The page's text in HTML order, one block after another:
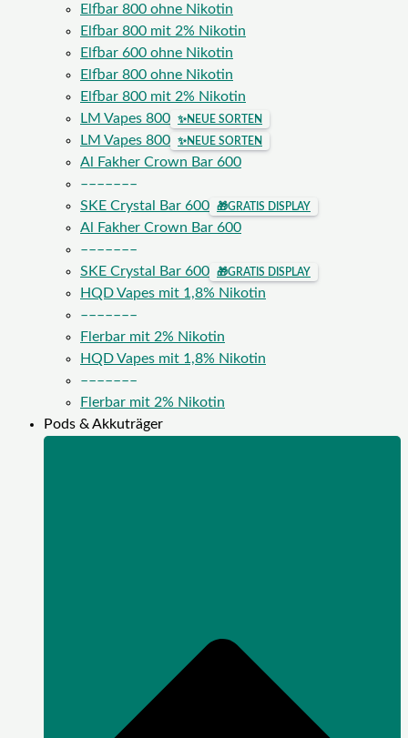
Elfbar 800 ohne Nikotin
Elfbar 800 mit 2% Nikotin
Elfbar 600 ohne Nikotin
Elfbar 800 ohne Nikotin
Elfbar 800 mit 2% Nikotin
LM Vapes 800
✨NEUE SORTEN
LM Vapes 800 ✨NEUE SORTEN
Al Fakher Crown Bar 600
–––––––
SKE Crystal Bar 600
🎁GRATIS DISPLAY
Al Fakher Crown Bar 600
–––––––
SKE Crystal Bar 600
🎁GRATIS DISPLAY
HQD Vapes mit 1,8% Nikotin
–––––––
Flerbar mit 2% Nikotin
HQD Vapes mit 1,8% Nikotin
–––––––
Flerbar mit 2% Nikotin
Pods & Akkuträger